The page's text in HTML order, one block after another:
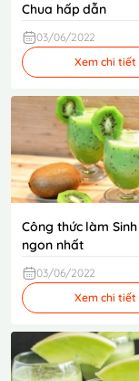
Chua hấp dẫn
03/06/2022
Xem chi tiết
Công thức làm
ngon nhất
03/06/2022
Xem chi tiết